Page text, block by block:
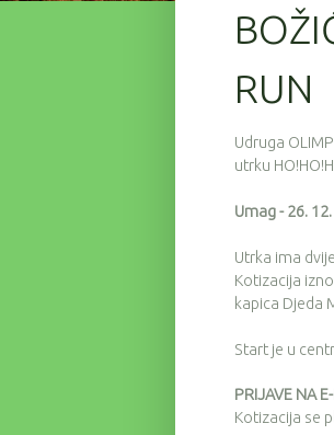
RUN
Udruga
utrku
Umag - 26.
Utrka ima
Kotizacija
kapica Djeda
Start je u
PRIJAVE NA
Kotizacija se